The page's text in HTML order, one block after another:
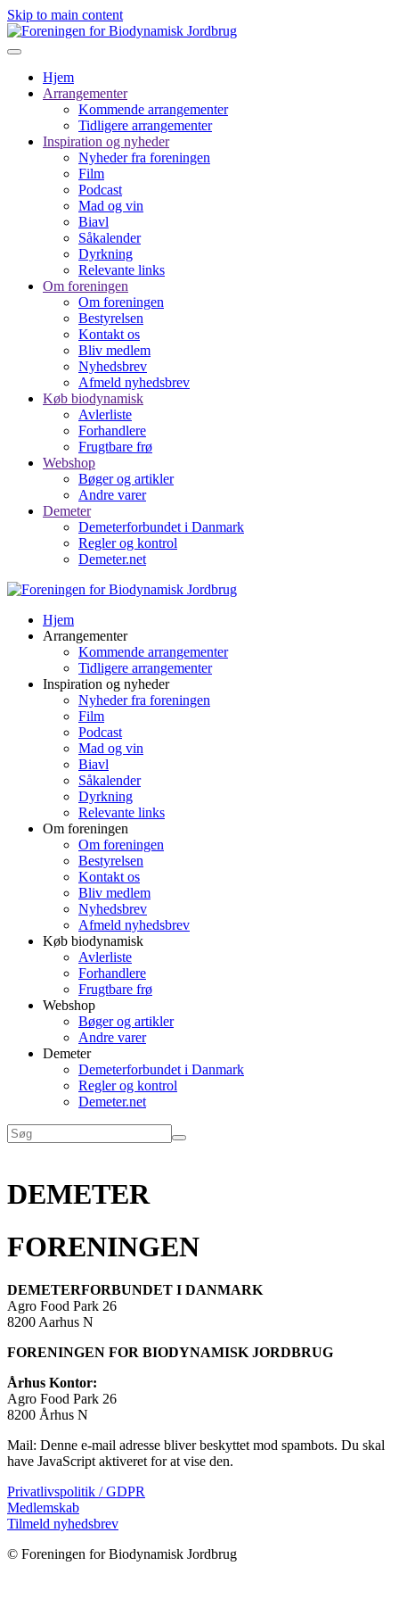
Skip to main content
Hjem
Arrangementer
Kommende arrangementer
Tidligere arrangementer
Inspiration og nyheder
Nyheder fra foreningen
Film
Podcast
Mad og vin
Biavl
Såkalender
Dyrkning
Relevante links
Om foreningen
Om foreningen
Bestyrelsen
Kontakt os
Bliv medlem
Nyhedsbrev
Afmeld nyhedsbrev
Køb biodynamisk
Avlerliste
Forhandlere
Frugtbare frø
Webshop
Bøger og artikler
Andre varer
Demeter
Demeterforbundet i Danmark
Regler og kontrol
Demeter.net
Hjem
Arrangementer
Kommende arrangementer
Tidligere arrangementer
Inspiration og nyheder
Nyheder fra foreningen
Film
Podcast
Mad og vin
Biavl
Såkalender
Dyrkning
Relevante links
Om foreningen
Om foreningen
Bestyrelsen
Kontakt os
Bliv medlem
Nyhedsbrev
Afmeld nyhedsbrev
Køb biodynamisk
Avlerliste
Forhandlere
Frugtbare frø
Webshop
Bøger og artikler
Andre varer
Demeter
Demeterforbundet i Danmark
Regler og kontrol
Demeter.net
DEMETER
FORENINGEN
DEMETERFORBUNDET I DANMARK
Agro Food Park 26
8200 Aarhus N
FORENINGEN FOR BIODYNAMISK JORDBRUG
Århus Kontor:
Agro Food Park 26
8200 Århus N
Mail: Denne e-mail adresse bliver beskyttet mod spambots. Du skal
have JavaScript aktiveret for at vise den.
Privatlivspolitik / GDPR
Medlemskab
Tilmeld nyhedsbrev
© Foreningen for Biodynamisk Jordbrug